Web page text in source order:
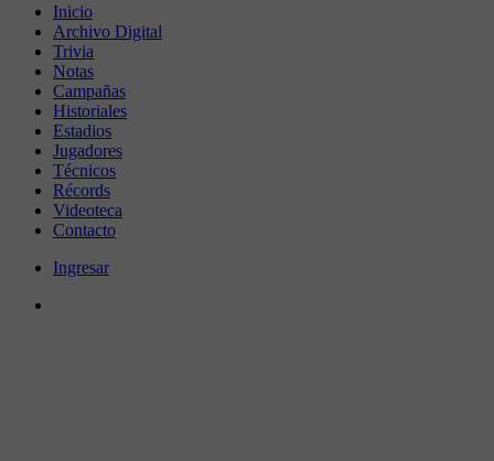
Inicio
Archivo Digital
Trivia
Notas
Campañas
Historiales
Estadios
Jugadores
Técnicos
Récords
Videoteca
Contacto
Ingresar